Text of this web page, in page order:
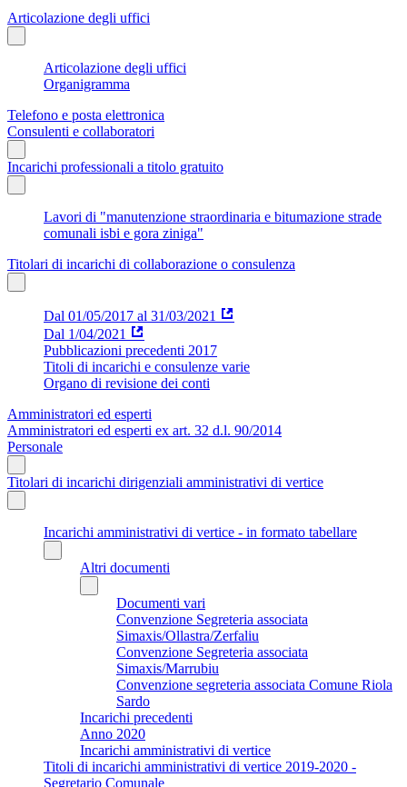
Articolazione degli uffici
Articolazione degli uffici
Organigramma
Telefono e posta elettronica
Consulenti e collaboratori
Incarichi professionali a titolo gratuito
Lavori di "manutenzione straordinaria e bitumazione strade
comunali isbi e gora ziniga"
Titolari di incarichi di collaborazione o consulenza
Dal 01/05/2017 al 31/03/2021
Dal 1/04/2021
Pubblicazioni precedenti 2017
Titoli di incarichi e consulenze varie
Organo di revisione dei conti
Amministratori ed esperti
Amministratori ed esperti ex art. 32 d.l. 90/2014
Personale
Titolari di incarichi dirigenziali amministrativi di vertice
Incarichi amministrativi di vertice - in formato tabellare
Altri documenti
Documenti vari
Convenzione Segreteria associata
Simaxis/Ollastra/Zerfaliu
Convenzione Segreteria associata
Simaxis/Marrubiu
Convenzione segreteria associata Comune Riola
Sardo
Incarichi precedenti
Anno 2020
Incarichi amministrativi di vertice
Titoli di incarichi amministrativi di vertice 2019-2020 -
Segretario Comunale